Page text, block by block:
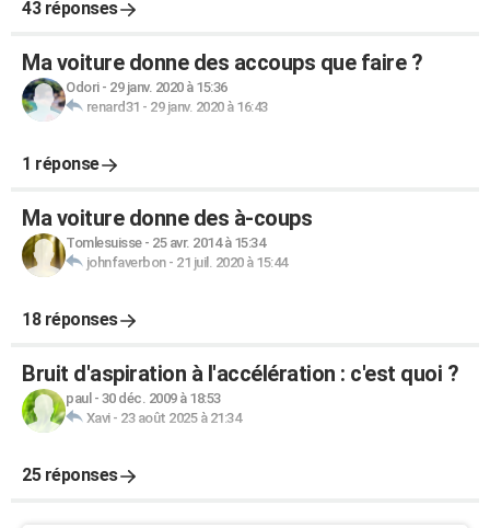
43 réponses
Ma voiture donne des accoups que faire ?
Odori- 29 janv. 2020 à 15:36
renard31 - 29 janv. 2020 à 16:43
1 réponse
Ma voiture donne des à-coups
Tomlesuisse- 25 avr. 2014 à 15:34
johnfaverbon- 21 juil. 2020 à 15:44
18 réponses
Bruit d'aspiration à l'accélération : c'est quoi ?
paul - 30 déc. 2009 à 18:53
Xavi- 23 août 2025 à 21:34
25 réponses